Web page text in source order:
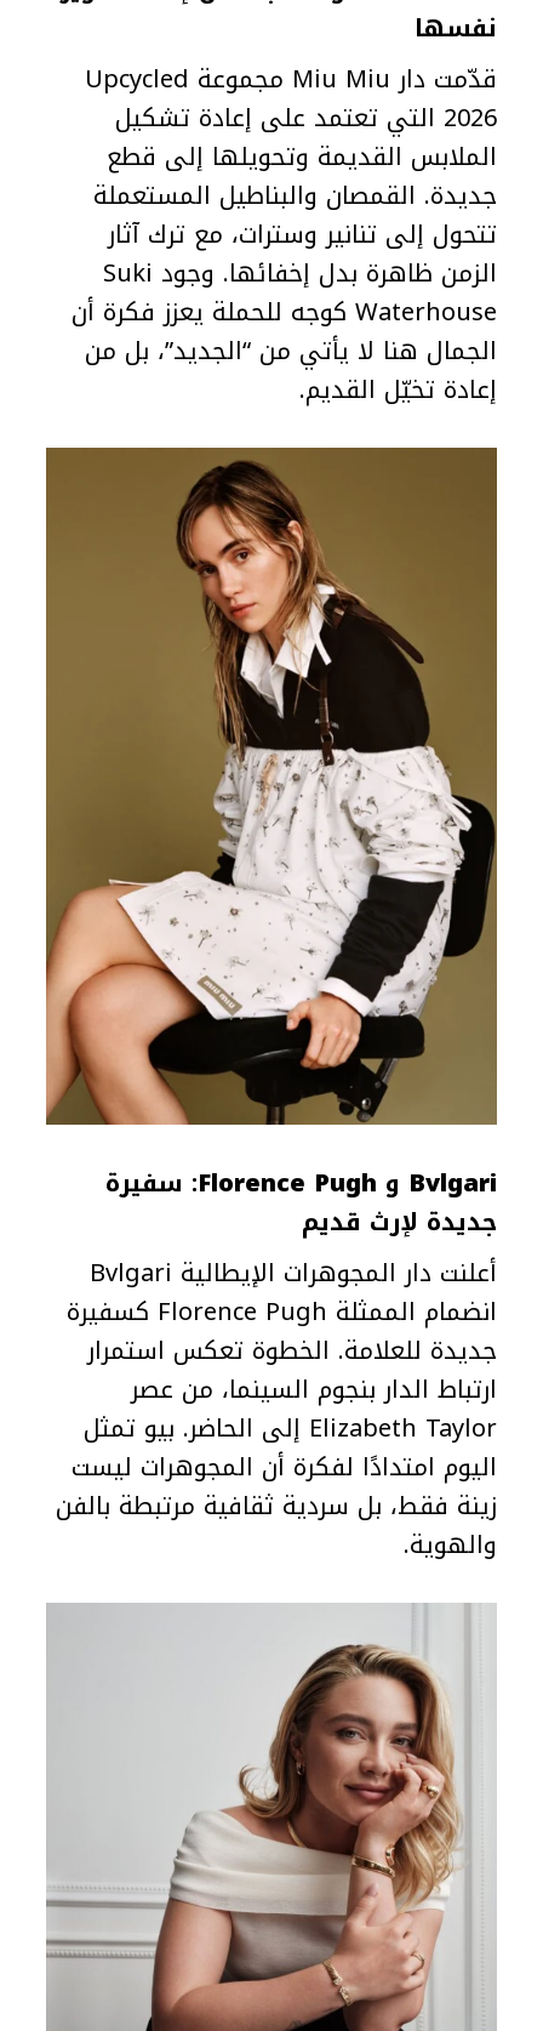
نفسها
قدّمت دار Miu Miu مجموعة Upcycled
2026 التي تعتمد على إعادة تشكيل
الملابس القديمة وتحويلها إلى قطع
جديدة. القمصان والبناطيل المستعملة
تتحول إلى تنانير وسترات، مع ترك آثار
الزمن ظاهرة بدل إخفائها. وجود Suki
Waterhouse كوجه للحملة يعزز فكرة أن
الجمال هنا لا يأتي من “الجديد”، بل من
إعادة تخيّل القديم.
Bvlgari و Florence Pugh: سفيرة
جديدة لإرث قديم
أعلنت دار المجوهرات الإيطالية Bvlgari
انضمام الممثلة Florence Pugh كسفيرة
جديدة للعلامة. الخطوة تعكس استمرار
ارتباط الدار بنجوم السينما، من عصر
Elizabeth Taylor إلى الحاضر. بيو تمثل
اليوم امتدادًا لفكرة أن المجوهرات ليست
زينة فقط، بل سردية ثقافية مرتبطة بالفن
والهوية.